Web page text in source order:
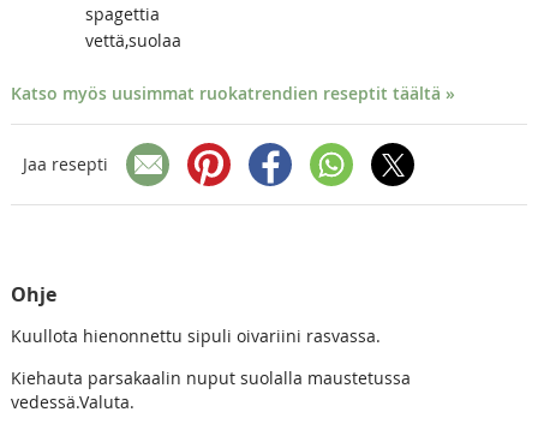
spagettia
vettä,suolaa
Katso myös uusimmat ruokatrendien reseptit täältä »
Jaa resepti
Ohje
Kuullota hienonnettu sipuli oivariini rasvassa.
Kiehauta parsakaalin nuput suolalla maustetussa
vedessä.Valuta.